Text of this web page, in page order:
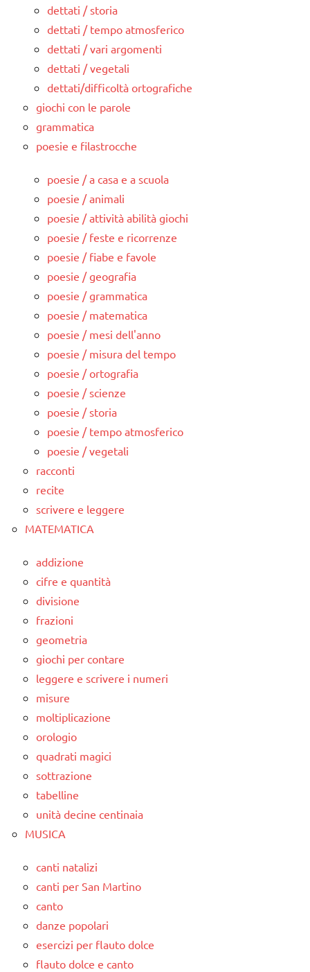
dettati / storia
dettati / tempo atmosferico
dettati / vari argomenti
dettati / vegetali
dettati/difficoltà ortografiche
giochi con le parole
grammatica
poesie e filastrocche
poesie / a casa e a scuola
poesie / animali
poesie / attività abilità giochi
poesie / feste e ricorrenze
poesie / fiabe e favole
poesie / geografia
poesie / grammatica
poesie / matematica
poesie / mesi dell'anno
poesie / misura del tempo
poesie / ortografia
poesie / scienze
poesie / storia
poesie / tempo atmosferico
poesie / vegetali
racconti
recite
scrivere e leggere
MATEMATICA
addizione
cifre e quantità
divisione
frazioni
geometria
giochi per contare
leggere e scrivere i numeri
misure
moltiplicazione
orologio
quadrati magici
sottrazione
tabelline
unità decine centinaia
MUSICA
canti natalizi
canti per San Martino
canto
danze popolari
esercizi per flauto dolce
flauto dolce e canto